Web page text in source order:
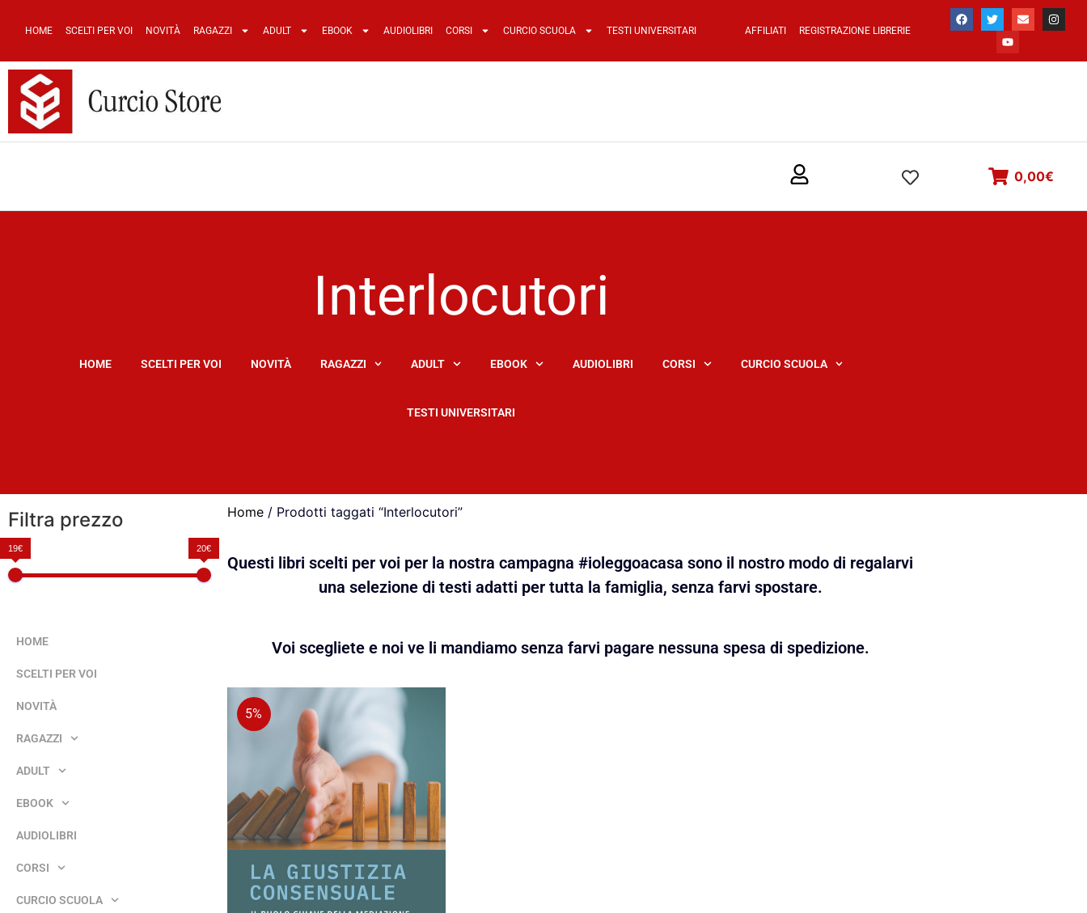
HOME SCELTI PER VOI NOVITÀ RAGAZZI ADULT EBOOK AUDIOLIBRI CORSI CURCIO SCUOLA TESTI UNIVERSITARI AFFILIATI REGISTRAZIONE LIBRERIE
0,00€
Interlocutori
HOME SCELTI PER VOI NOVITÀ RAGAZZI ADULT EBOOK AUDIOLIBRI CORSI CURCIO SCUOLA
TESTI UNIVERSITARI
Filtra prezzo
19€ 20€
HOME
SCELTI PER VOI
NOVITÀ
RAGAZZI
ADULT
EBOOK
AUDIOLIBRI
CORSI
CURCIO SCUOLA
Home / Prodotti taggati “Interlocutori”
Questi libri scelti per voi per la nostra campagna #ioleggoacasa sono il nostro modo di regalarvi
una selezione di testi adatti per tutta la famiglia, senza farvi spostare.
Voi scegliete e noi ve li mandiamo senza farvi pagare nessuna spesa di spedizione.
5%